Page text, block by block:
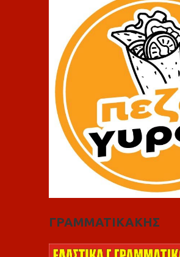
ΓΡΑΜΜΑΤΙΚΑΚΗΣ